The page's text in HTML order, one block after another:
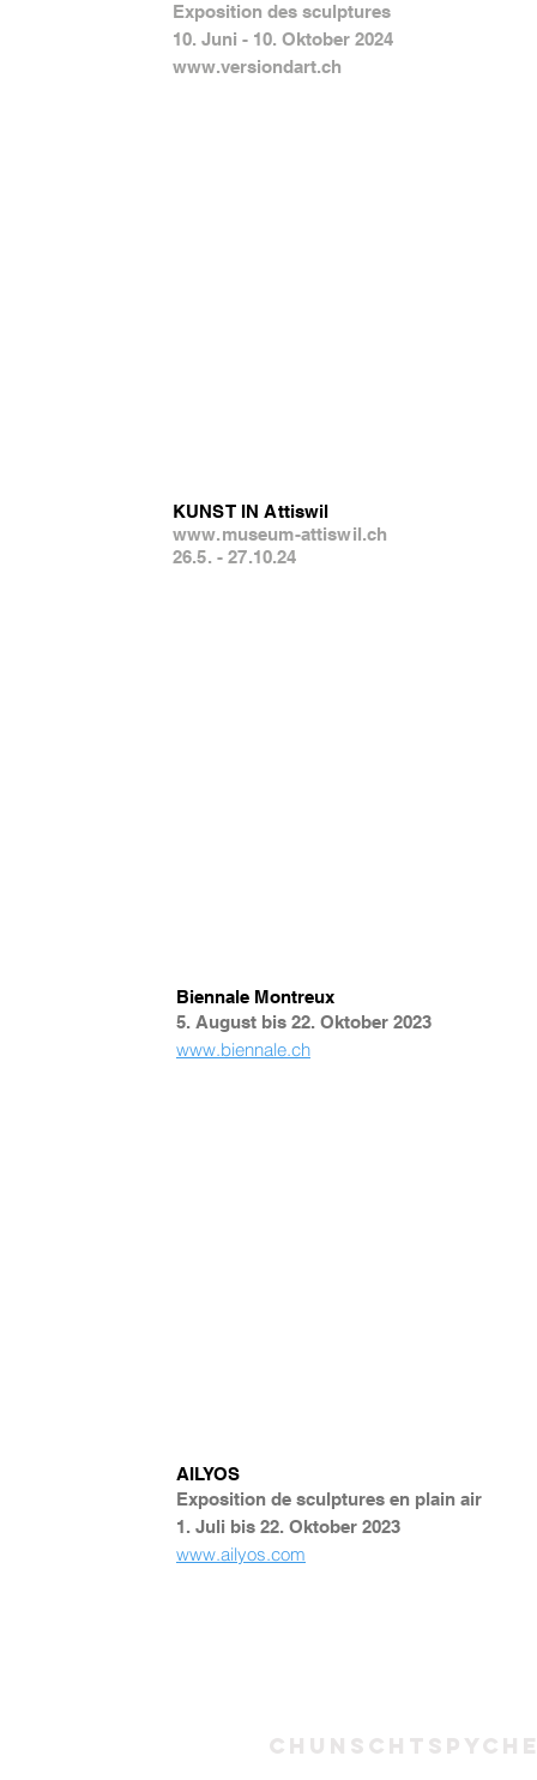
Exposition des sculptures
10. Juni - 10. Oktober 2024
www.versiondart.ch
KUNST IN Attiswil
www.museum-attiswil.ch
26.5. - 27.10.24
Biennale Montreux
5. August bis 22. Oktober 2023
www.biennale.ch
AILYOS
Exposition de sculptures en plain air
1. Juli bis 22. Oktober 2023
www.ailyos.com